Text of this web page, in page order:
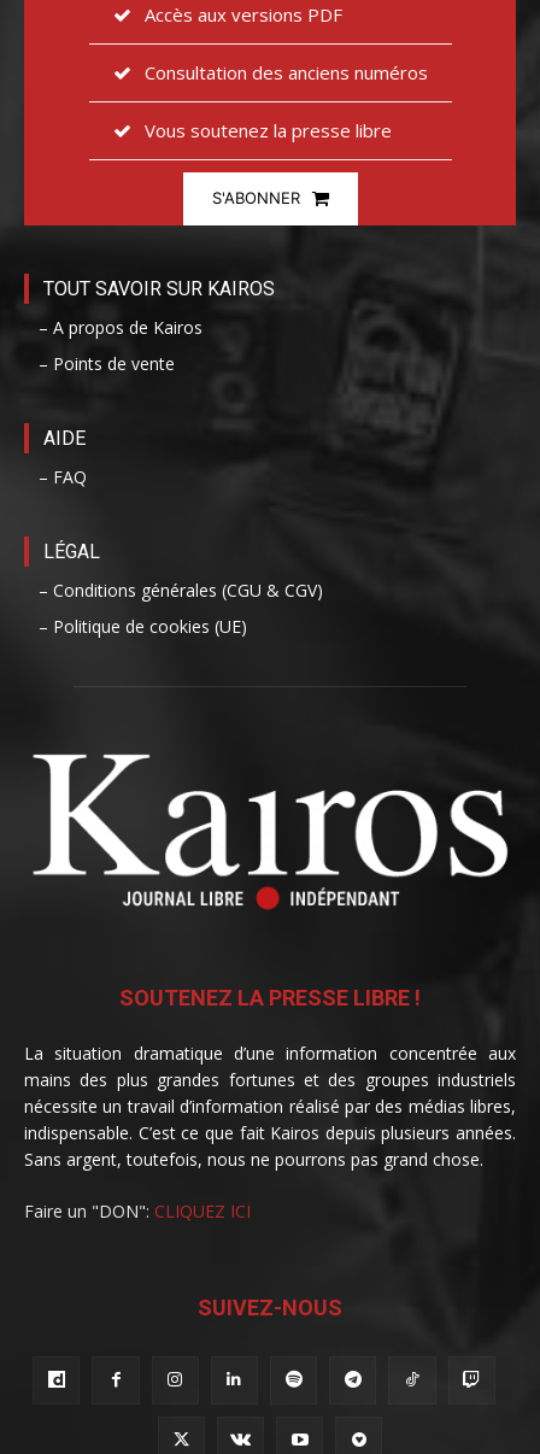
Accès aux versions PDF
Consultation des anciens numéros
Vous soutenez la presse libre
S'ABONNER
TOUT SAVOIR SUR KAIROS
– A propos de Kairos
– Points de vente
AIDE
– FAQ
LÉGAL
– Conditions générales (CGU & CGV)
– Politique de cookies (UE)
SOUTENEZ LA PRESSE LIBRE !
La situation dramatique d’une information concentrée aux
mains des plus grandes fortunes et des groupes industriels
nécessite un travail d’information réalisé par des médias libres,
indispensable. C’est ce que fait Kairos depuis plusieurs années.
Sans argent, toutefois, nous ne pourrons pas grand chose.
Faire un "DON": CLIQUEZ ICI
SUIVEZ-NOUS